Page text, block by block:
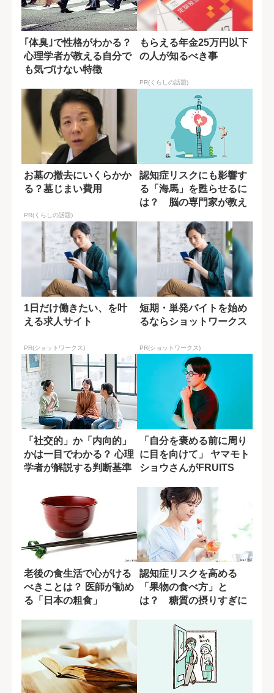
｢体臭｣で性格がわかる？
心理学者が教える自分で
も気づけない特徴
もらえる年金25万円以下
の人が知るべき事
PR(くらしの話題)
お墓の撤去にいくらかか
る？墓じまい費用
PR(くらしの話題)
認知症リスクにも影響す
る「海馬」を甦らせるに
は？ 脳の専門家が教え
1日だけ働きたい、を叶
える求人サイト
PR(ショットワークス)
短期・単発バイトを始め
るならショットワークス
PR(ショットワークス)
「社交的」か「内向的」
かは一目でわかる？ 心理
学者が解説する判断基準
「自分を褒める前に周り
に目を向けて」 ヤマモト
ショウさんがFRUITS
老後の食生活で心がける
べきことは？ 医師が勧め
る「日本の粗食」
認知症リスクを高める
「果物の食べ方」と
は？ 糖質の摂りすぎに